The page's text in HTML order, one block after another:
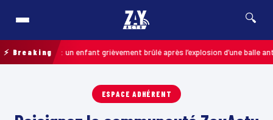
🔍
⚡ Breaking
Pas-de-Calais : un enfant grièvement brûlé après l’explosion d’une balle
ESPACE ADHÉRENT